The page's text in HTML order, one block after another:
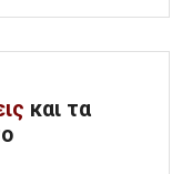
και τα